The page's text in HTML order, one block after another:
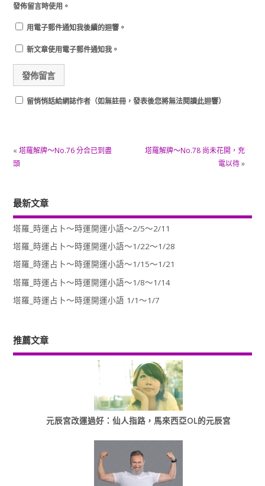
發佈留言時使用。
用電子郵件通知我後續的迴響。
新文章使用電子郵件通知我。
留悄悄話給網誌作者（如無註冊，發表後您將無法閱讀此迴響）
« 塔羅解牌～No.76 分合已到盡
頭
塔羅解牌～No.78 尚未花開，充
電以待»
最新文章
塔羅_時運占卜～時運開運小語～2/5～2/11
塔羅_時運占卜～時運開運小語～1/22～1/28
塔羅_時運占卜～時運開運小語～1/15～1/21
塔羅_時運占卜～時運開運小語～1/8～1/14
塔羅_時運占卜～時運開運小語 1/1～1/7
推薦文章
元辰宮改運過好：仙人指路，馬來西亞OL的元辰宮